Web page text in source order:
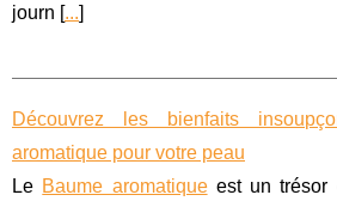
journ [...]
Découvrez les bienfaits
aromatique pour votre peau
Le Baume aromatiqueest un trésor